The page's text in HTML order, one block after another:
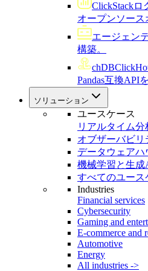
ClickStackロ
オープンソース
エージェン
構築。
chDB
Pandas互換API
ソリューション
ユースケース
リアルタイム分
オブザーバビリ
データウェアハ
機械学習と生成
すべてのユース
Industries
Financial services
Cybersecurity
Gaming and
E-commerce and
Automotive
Energy
All industries ->